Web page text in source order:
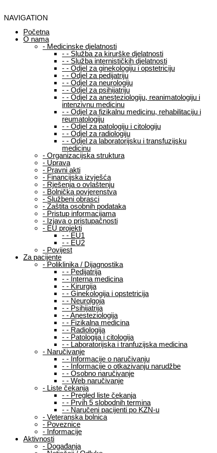
NAVIGATION
Početna
O nama
- Medicinske djelatnosti
- - Služba za kirurške djelatnosti
- - Služba internističkih djelatnosti
- - Odjel za ginekologiju i opstetriciju
- - Odjel za pedijatriju
- - Odjel za neurologiju
- - Odjel za psihijatriju
- - Odjel za anesteziologiju, reanimatologiju i
intenzivnu medicinu
- - Odjel za fizikalnu medicinu, rehabilitaciju i
reumatologiju
- - Odjel za patologiju i citologiju
- - Odjel za radiologiju
- - Odjel za laboratorijsku i transfuzijsku
medicinu
- Organizacijska struktura
- Uprava
- Pravni akti
- Financijska izvješća
- Rješenja o ovlaštenju
- Bolnička povjerenstva
- Službeni obrasci
- Zaštita osobnih podataka
- Pristup informacijama
- Izjava o pristupačnosti
- EU projekti
- - EU1
- - EU2
- Povijest
Za pacijente
- Poliklinika / Dijagnostika
- - Pedijatrija
- - Interna medicina
- - Kirurgija
- - Ginekologija i opstetricija
- - Neurolgoja
- - Psihijatrija
- -Anesteziologija
- - Fizikalna medicina
- - Radiologija
- - Patologija i citologija
- - Laboratorijska i tranfuzijska medicina
- Naručivanje
- - Informacije o naručivanju
- - Informacije o otkazivanju narudžbe
- - Osobno naručivanje
- - Web naručivanje
- Liste čekanja
- - Pregled liste čekanja
- - Prvih 5 slobodnih termina
- - Naručeni pacijenti po KZN-u
- Veteranska bolnica
- Poveznice
- Informacije
Aktivnosti
- Događanja